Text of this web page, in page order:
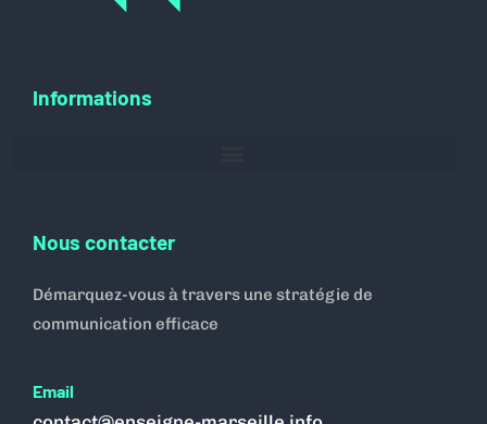
Informations
Nous contacter
Démarquez-vous à travers une stratégie de
communication efficace
Email